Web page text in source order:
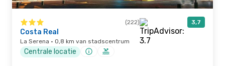
(222) 3,7
Costa Real
La Serena · 0,8 km van stadscentrum
Centrale locatie